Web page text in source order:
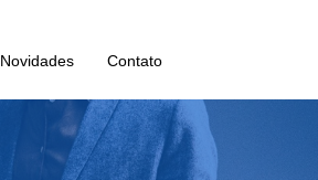
Novidades Contato